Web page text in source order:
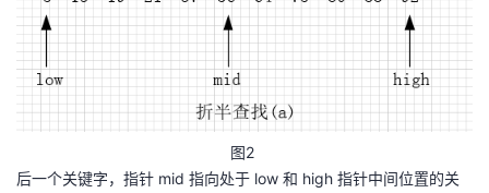
图2
后一个关键字，指针 mid 指向处于 low 和 high 指针中间位置的关